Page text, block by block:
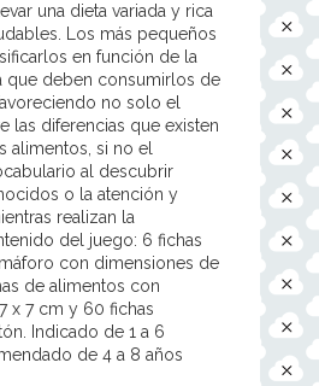
una dieta variada y rica
Los más pequeños
en función de la
que deben consumirlos de
no solo el
las diferencias que existen
alimentos, si no el
al descubrir
o la atención y
realizan la
del juego: 6 fichas
con dimensiones de
de alimentos con
x 7 cm y 60 fichas
Indicado de 1 a 6
de 4 a 8 años